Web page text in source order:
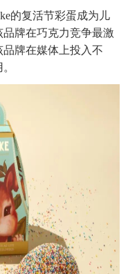
的复活节彩蛋成为儿
牌在巧克力竞争最激
牌在媒体上投入不